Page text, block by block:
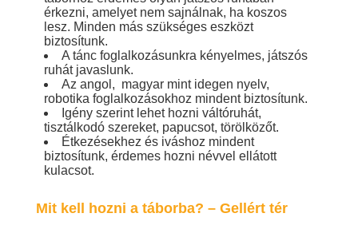
érkezni, amelyet nem sajnálnak, ha koszos
lesz. Minden más szükséges eszközt
biztosítunk.
A tánc foglalkozásunkra kényelmes, játszós
ruhát javaslunk.
Az angol, magyar mint idegen nyelv,
robotika foglalkozásokhoz mindent biztosítunk.
Igény szerint lehet hozni váltóruhát,
tisztálkodó szereket, papucsot, törölközőt.
Étkezésekhez és iváshoz mindent
biztosítunk, érdemes hozni névvel ellátott
kulacsot.
Mit kell hozni a táborba? – Gellért tér